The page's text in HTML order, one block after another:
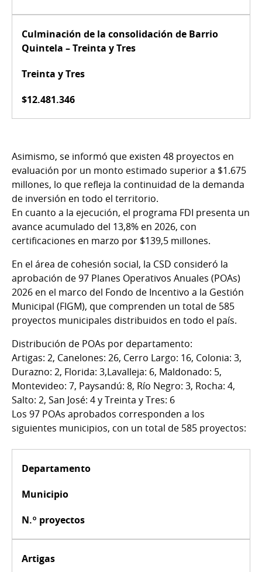
Culminación de la consolidación de Barrio
Quintela – Treinta y Tres
Treinta y Tres
$12.481.346
Asimismo, se informó que existen 48 proyectos en
evaluación por un monto estimado superior a $1.675
millones, lo que refleja la continuidad de la demanda
de inversión en todo el territorio.
En cuanto a la ejecución, el programa FDI presenta un
avance acumulado del 13,8% en 2026, con
certificaciones en marzo por $139,5 millones.
En el área de cohesión social, la CSD consideró la
aprobación de 97 Planes Operativos Anuales (POAs)
2026 en el marco del Fondo de Incentivo a la Gestión
Municipal (FIGM), que comprenden un total de 585
proyectos municipales distribuidos en todo el país.
Distribución de POAs por departamento:
Artigas: 2, Canelones: 26, Cerro Largo: 16, Colonia: 3,
Durazno: 2, Florida: 3,Lavalleja: 6, Maldonado: 5,
Montevideo: 7, Paysandú: 8, Río Negro: 3, Rocha: 4,
Salto: 2, San José: 4 y Treinta y Tres: 6
Los 97 POAs aprobados corresponden a los
siguientes municipios, con un total de 585 proyectos:
Departamento
Municipio
N.º proyectos
Artigas